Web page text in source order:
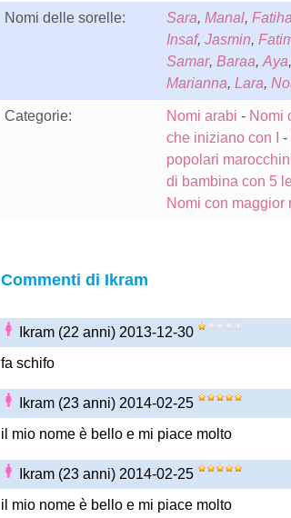
Nomi delle sorelle: Sara, Manal, Fatiha
Insaf, Jasmin,
Samar, Baraa, Aya,
Marianna, Lara,
Categorie: Nomi arabi - Nomi
che iniziano con I
-
popolari
di bambina con 5
Nomi con maggior
Commenti di Ikram
Ikram (22 anni) 2013-12-30
fa schifo
Ikram (23 anni) 2014-02-25
il mio nome è bello e mi piace molto
Ikram (23 anni) 2014-02-25
il mio nome è bello e mi piace molto